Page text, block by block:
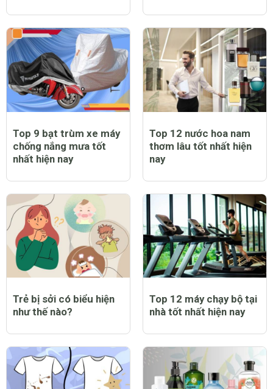
Top 9 bạt trùm xe máy
chống nắng mưa tốt
nhất hiện nay
Top 12 nước hoa nam
thơm lâu tốt nhất hiện
nay
Trẻ bị sởi có biểu hiện
như thế nào?
Top 12 máy chạy bộ tại
nhà tốt nhất hiện nay